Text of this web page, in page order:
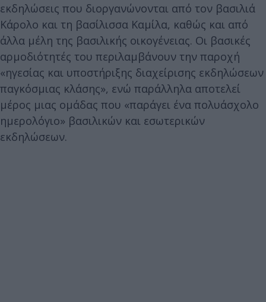
εκδηλώσεις που διοργανώνονται από τον βασιλιά
Κάρολο και τη βασίλισσα Καμίλα, καθώς και από
άλλα μέλη της βασιλικής οικογένειας. Οι βασικές
αρμοδιότητές του περιλαμβάνουν την παροχή
«ηγεσίας και υποστήριξης διαχείρισης εκδηλώσεων
παγκόσμιας κλάσης», ενώ παράλληλα αποτελεί
μέρος μιας ομάδας που «παράγει ένα πολυάσχολο
ημερολόγιο» βασιλικών και εσωτερικών
εκδηλώσεων.